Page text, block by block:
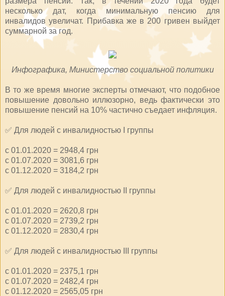
несколько дат, когда минимальную пенсию для
инвалидов увеличат. Прибавка же в 200 гривен выйдет
суммарной за год.
Инфографика, Министерство социальной политики
В то же время многие эксперты отмечают, что подобное
повышение довольно иллюзорно, ведь фактически это
повышение пенсий на 10% частично съедает инфляция.
✅ Для людей с инвалидностью I группы
с 01.01.2020 = 2948,4 грн
с 01.07.2020 = 3081,6 грн
с 01.12.2020 = 3184,2 грн
✅ Для людей с инвалидностью IІ группы
с 01.01.2020 = 2620,8 грн
с 01.07.2020 = 2739,2 грн
с 01.12.2020 = 2830,4 грн
✅ Для людей с инвалидностью IІІ группы
с 01.01.2020 = 2375,1 грн
с 01.07.2020 = 2482,4 грн
с 01.12.2020 = 2565,05 грн